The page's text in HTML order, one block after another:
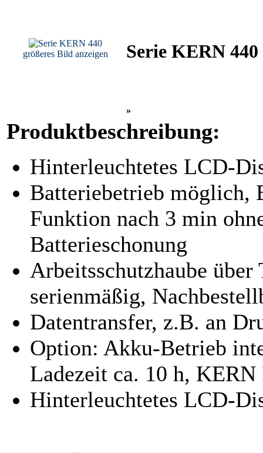
größeres Bild anzeigen Serie KERN 440
»
Produktbeschreibung:
Hinterleuchtetes LCD-
Batteriebetrieb möglich,
Funktion nach 3 min
Batterieschonung
Arbeitsschutzhaube über
serienmäßig,
Datentransfer, z.B. an
Option: Akku-Betrieb
Ladezeit ca. 10 h,
Hinterleuchtetes LCD-